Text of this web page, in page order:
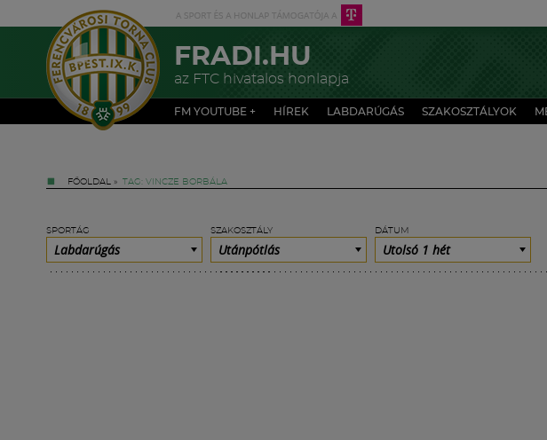
FRADI.HU
az FTC hivatalos honlapja
FM YOUTUBE + HÍREK LABDARÚGÁS SZAKOSZTÁLYOK
FŐOLDAL » TAG: VINCZE BORBÁLA
SPORTÁG
Labdarúgás
SZAKOSZTÁLY
Utánpótlás
DÁTUM
Utolsó 1 hét